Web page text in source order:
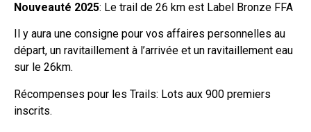
Nouveauté 2025: Le trail de 26 km est Label Bronze FFA
Il y aura une consigne pour vos affaires personnelles au
départ, un ravitaillement à l’arrivée et un ravitaillement eau
sur le 26km.
Récompenses pour les Trails: Lots aux 900 premiers
inscrits.